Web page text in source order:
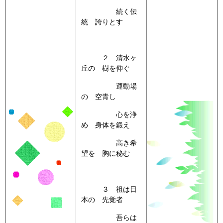
続く伝
統 誇りとす
２ 清水ヶ
丘の 樹を仰ぐ
運動場
の 空青し
心を浄
め 身体を鍛え
高き希
望を 胸に秘む
３ 祖は日
本の 先覚者
吾らは